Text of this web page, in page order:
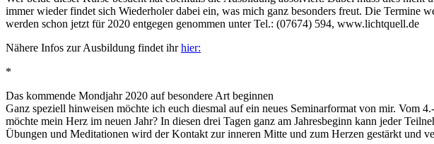
immer wieder findet sich Wiederholer dabei ein, was mich ganz besonders freut. Die Termine
werden schon jetzt für 2020 entgegen genommen unter Tel.: (07674) 594, www.lichtquell.de
Nähere Infos zur Ausbildung findet ihrhier:
*
Das kommende Mondjahr 2020 auf besondere Art beginnen
Ganz speziell hinweisen möchte ich euch diesmal auf ein neues Seminarformat von mir. Vom
möchte mein Herz im neuen Jahr? In diesen drei Tagen ganz am Jahresbeginn kann jeder
Übungen und Meditationen wird der Kontakt zur inneren Mitte und zum Herzen gestärkt und